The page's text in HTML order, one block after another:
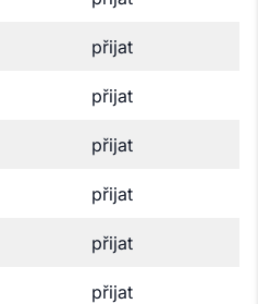
přijat
přijat
přijat
přijat
přijat
přijat